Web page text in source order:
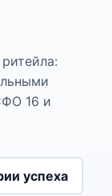
16 и
успеха